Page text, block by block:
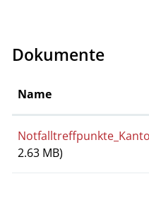
Dokumente
Name
2.63 MB)